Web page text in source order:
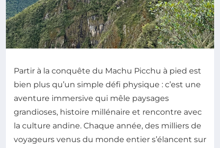
Partir à la conquête du Machu Picchu à pied est
bien plus qu’un simple défi physique : c’est une
aventure immersive qui mêle paysages
grandioses, histoire millénaire et rencontre avec
la culture andine. Chaque année, des milliers de
voyageurs venus du monde entier s’élancent sur